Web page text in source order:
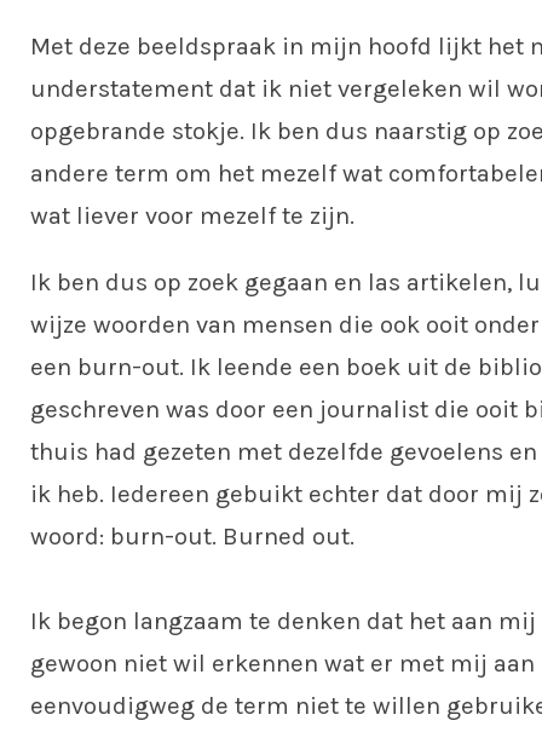
Met deze beeldspraak in mijn hoofd lijkt het
understatement dat ik niet vergeleken wil
opgebrande stokje. Ik ben dus naarstig op
andere term om het mezelf wat
wat liever voor mezelf te zijn.
Ik ben dus op zoek gegaan en las artikelen,
wijze woorden van mensen die ook ooit
een burn-out. Ik leende een boek uit de
geschreven was door een journalist die ooit
thuis had gezeten met dezelfde gevoelens
ik heb. Iedereen gebuikt echter dat door mij
woord: burn-out. Burned out.
Ik begon langzaam te denken dat het aan mij
gewoon niet wil erkennen wat er met mij aan
eenvoudigweg de term niet te willen